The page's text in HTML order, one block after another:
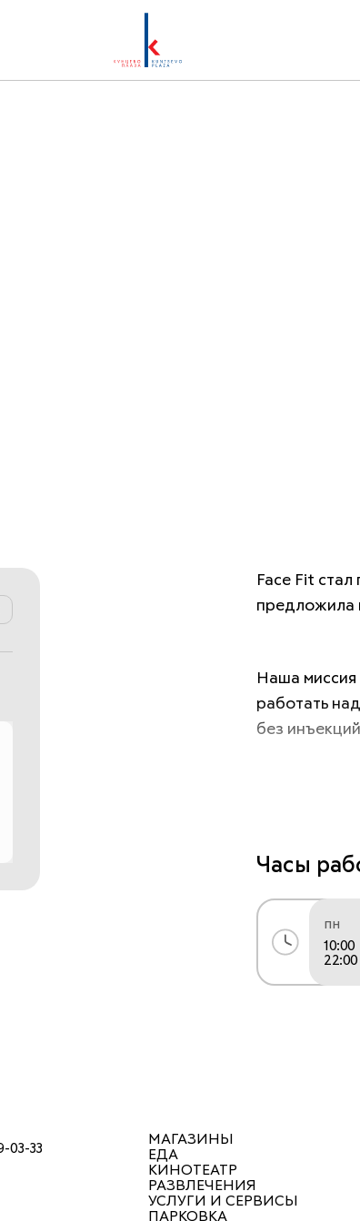
Face Fit
предложила
Наша миссия
работать
без
Часы
пн
10:00
22:00
03-33
МАГАЗИНЫ
ЕДА
КИНОТЕАТР
РАЗВЛЕЧЕНИЯ
УСЛУГИ И СЕРВИСЫ
ПАРКОВКА